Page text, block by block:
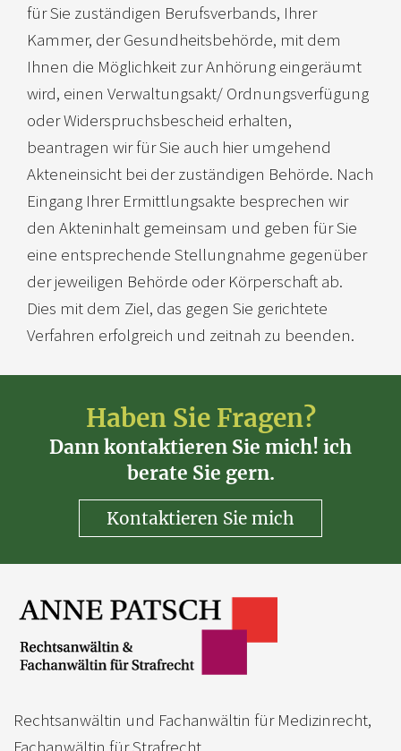
für Sie zuständigen Berufsverbands, Ihrer
Kammer, der Gesundheitsbehörde, mit dem
Ihnen die Möglichkeit zur Anhörung eingeräumt
wird, einen Verwaltungsakt/ Ordnungsverfügung
oder Widerspruchsbescheid erhalten,
beantragen wir für Sie auch hier umgehend
Akteneinsicht bei der zuständigen Behörde. Nach
Eingang Ihrer Ermittlungsakte besprechen wir
den Akteninhalt gemeinsam und geben für Sie
eine entsprechende Stellungnahme gegenüber
der jeweiligen Behörde oder Körperschaft ab.
Dies mit dem Ziel, das gegen Sie gerichtete
Verfahren erfolgreich und zeitnah zu beenden.
Haben Sie Fragen?
Dann kontaktieren Sie mich! ich
berate Sie gern.
Kontaktieren Sie mich
Rechtsanwältin und Fachanwältin für Medizinrecht,
Fachanwältin für Strafrecht